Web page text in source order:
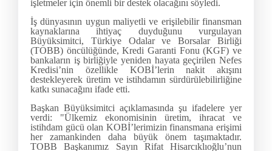
işletmeler için önemli bir destek olacağını söyledi.
İş dünyasının uygun maliyetli ve erişilebilir finansman
kaynaklarına ihtiyaç duyduğunu vurgulayan
Büyüksimitci, Türkiye Odalar ve Borsalar Birliği
(TOBB) öncülüğünde, Kredi Garanti Fonu (KGF) ve
bankaların iş birliğiyle yeniden hayata geçirilen Nefes
Kredisi’nin özellikle KOBİ’lerin nakit akışını
destekleyerek üretim ve istihdamın sürdürülebilirliğine
katkı sunacağını ifade etti.
Başkan Büyüksimitci açıklamasında şu ifadelere yer
verdi: "Ülkemiz ekonomisinin üretim, ihracat ve
istihdam gücü olan KOBİ’lerimizin finansmana erişimi
her zamankinden daha büyük önem taşımaktadır.
TOBB Başkanımız Sayın Rifat Hisarcıklıoğlu’nun